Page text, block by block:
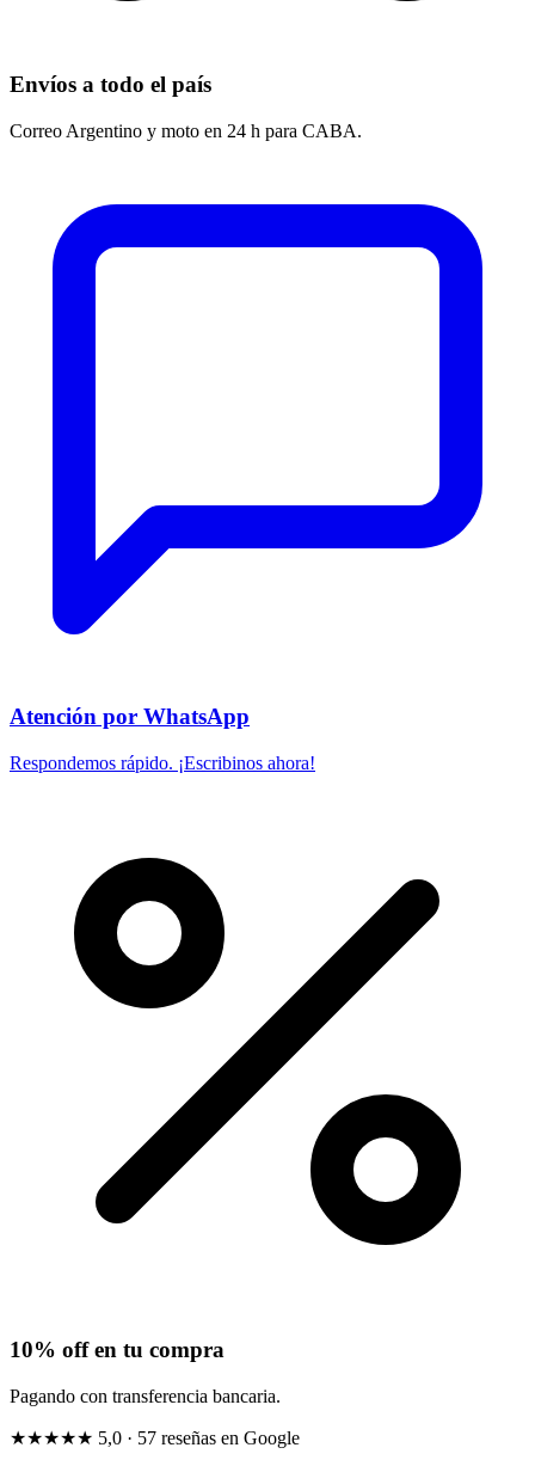
Envíos a todo el país
Correo Argentino y moto en 24 h para CABA.
Atención por WhatsApp
Respondemos rápido. ¡Escribinos ahora!
10% off en tu compra
Pagando con transferencia bancaria.
★★★★★ 5,0 · 57 reseñas en Google